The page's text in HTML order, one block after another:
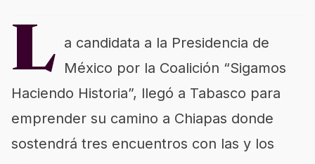
L a candidata a la Presidencia de
México por la Coalición “Sigamos
Haciendo Historia”, llegó a Tabasco para
emprender su camino a Chiapas donde
sostendrá tres encuentros con las y los